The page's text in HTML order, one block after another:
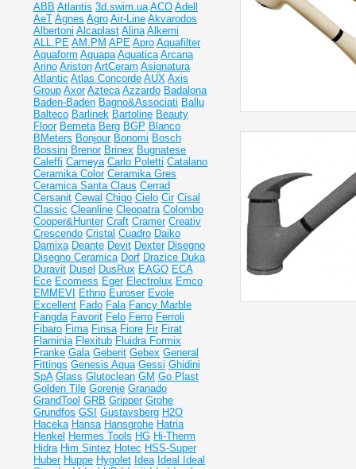
ABB Atlantis 3d.swim.ua ACO Adell
AeT Agnes Agro Air-Line Akvarodos
Albertoni Alcaplast Alina Alkemi
ALL.PE AM.PM APE Apro Aquafilter
Aquaform Aquapa Aquatica Arcana
Arino Ariston ArtCeram Asignatura
Atlantic Atlas Concorde AUX Axis
Group Axor Azteca Azzardo Badalona
Baden-Baden Bagno&Associati Ballu
Balteco Barlinek Bartoline Beauty
Floor Bemeta Berg BGP Blanco
BMeters Bonjour Bonomi Bosch
Bossini Brenor Brinex Bugnatese
Caleffi Cameya Carlo Poletti Catalano
Ceramika Color Ceramika Gres
Ceramiсa Santa Claus Cerrad
Cersanit Cewal Chigo Cielo Cir Cisal
Classic Cleanline Cleopatra Colombo
Cooper&Hunter Craft Cramer Creativ
Crescendo Cristal Cuadro Daiko
Damixa Deante Devit Dexter Disegno
Disegno Ceramica Dorf Drazice Duka
Duravit Dusel DusRux EAGO ECA
Ece Ecomess Eger Electrolux Emco
EMMEVI
Ethno Euroser Evole
Excellent Fado Fala Fancy Marble
Fangda Favorit Felo Ferro Ferroli
Fibaro Fima Finsa Fiore Fir Firat
Flaminia Flexitub Fluidra Formix
Franke Gala Geberit Gebex General
Fittings Genesis Aqua Gessi Ghidini
SpA Glass Glutoclean GM Go Plast
Golden Tile Gorenje Granado
GrandTool GRB Gripper Grohe
Grundfos GSI Gustavsberg H2O
Haceka Hansa Hansgrohe Hatria
Henkel Hermes Tools HG Hi-Therm
Hidra Him Sintez Hotec HSS-Super
Huber Huppe Hygolet Idea Ideal
Ideal